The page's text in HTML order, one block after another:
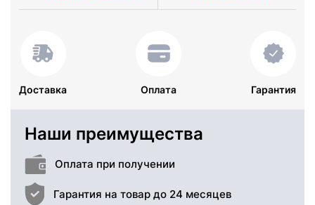
Доставка Оплата Гарантия
Наши преимущества
Оплата при получении
Гарантия на товар до 24 месяцев